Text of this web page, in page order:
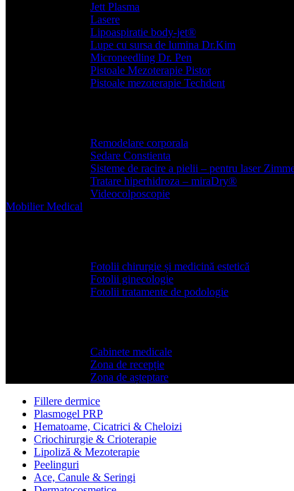
Jett Plasma
Lasere
Lipoaspiratie body-jet®
Lupe cu sursa de lumina Dr.Kim
Microneedling Dr. Pen
Pistoale Mezoterapie Pistor
Pistoale mezoterapie Techdent
Remodelare corporala
Sedare Constienta
Sisteme de racire a pielii – pentru laser
Tratare hiperhidroza – miraDry®
Videocolposcopie
MobilierMedical
Fotolii chirurgie și medicină estetică
Fotolii ginecologie
Fotolii tratamente de podologie
Cabinete medicale
Zona de recepție
Zona de așteptare
Fillere dermice
Plasmogel PRP
Hematoame, Cicatrici & Cheloizi
Criochirurgie & Crioterapie
Lipoliză & Mezoterapie
Peelinguri
Ace, Canule & Seringi